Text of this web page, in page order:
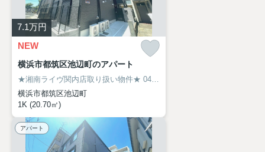
7.1万円
NEW
横浜市都筑区池辺町のアパート
★湘南ライヴ関内店取り扱い物件★ 045-319-6094
横浜市都筑区池辺町
1K (20.70㎡)
アパート